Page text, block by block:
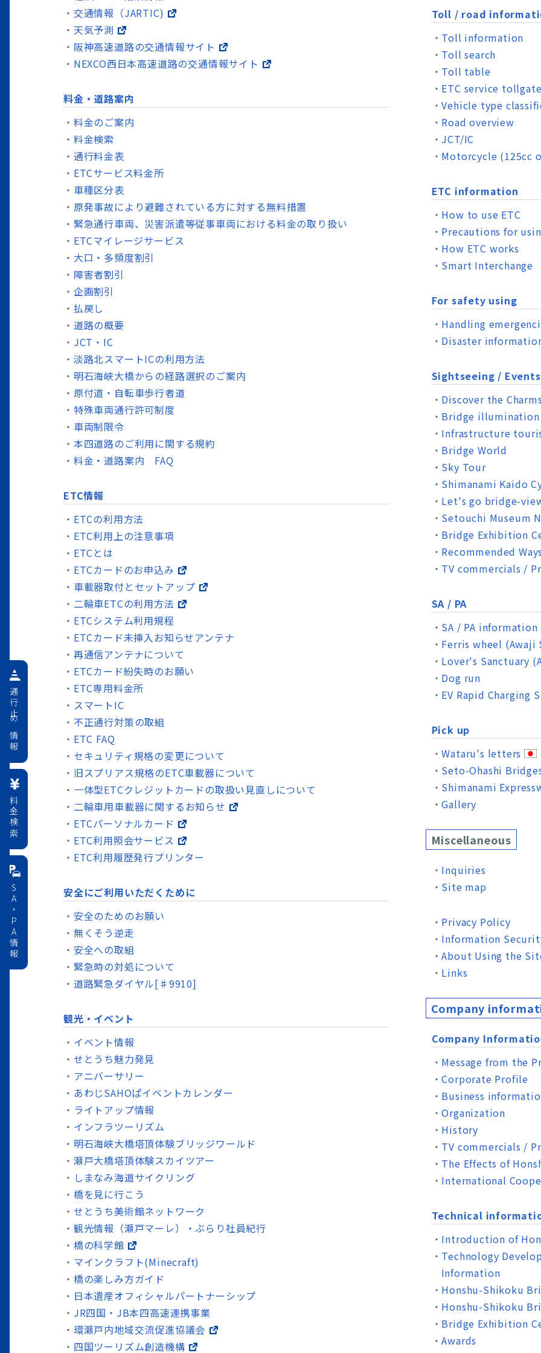
交通情報（JARTIC)
天気予測
阪神高速道路の交通情報サイト
NEXCO西日本高速道路の交通情報サイト
料金・道路案内
料金のご案内
料金検索
通行料金表
ETCサービス料金所
車種区分表
原発事故により避難されている方に対する無料措置
緊急通行車両、災害派遣等従事車両における料金の取り扱い
ETCマイレージサービス
大口・多頻度割引
障害者割引
企画割引
払戻し
道路の概要
JCT・IC
淡路北スマートICの利用方法
明石海峡大橋からの経路選択のご案内
原付道・自転車歩行者道
特殊車両通行許可制度
車両制限令
本四道路のご利用に関する規約
料金・道路案内 FAQ
ETC情報
ETCの利用方法
ETC利用上の注意事項
ETCとは
ETCカードのお申込み
車載器取付とセットアップ
二輪車ETCの利用方法
ETCシステム利用規程
ETCカード未挿入お知らせアンテナ
再通信アンテナについて
ETCカード紛失時のお願い
ETC専用料金所
スマートIC
不正通行対策の取組
ETC FAQ
セキュリティ規格の変更について
旧スプリアス規格のETC車載器について
一体型ETCクレジットカードの取扱い見直しについて
二輪車用車載器に関するお知らせ
ETCパーソナルカード
ETC利用照会サービス
ETC利用履歴発行プリンター
安全にご利用いただくために
安全のためのお願い
無くそう逆走
安全への取組
緊急時の対処について
道路緊急ダイヤル[♯9910]
観光・イベント
イベント情報
せとうち魅力発見
アニバーサリー
あわじSAHOぱイベントカレンダー
ライトアップ情報
インフラツーリズム
明石海峡大橋塔頂体験ブリッジワールド
瀬戸大橋塔頂体験スカイツアー
しまなみ海道サイクリング
橋を見に行こう
せとうち美術館ネットワーク
観光情報（瀬戸マーレ）・ぶらり社員紀行
橋の科学館
マインクラフト(Minecraft)
橋の楽しみ方ガイド
日本遺産オフィシャルパートナーシップ
JR四国・JB本四高速連携事業
環瀬戸内地域交流促進協議会
四国ツーリズム創造機構
Toll / road
Toll information
Toll search
Toll table
ETC service
Vehicle type
Road overview
JCT/IC
Motorcycle (125cc
ETC information
How to use ETC
Precautions for
How ETC works
Smart Interchange
For safety using
Handling
Disaster
Sightseeing / Events
Discover the
Bridge
Infrastructure
Bridge World
Sky Tour
Shimanami Kaido
Let's go bridge-
Setouchi Museum
Bridge Exhibition
Recommended
TV commercials /
SA / PA
SA / PA information
Ferris wheel (Awaji
Lover's Sanctuary
Dog run
EV Rapid Charging
Pick up
Wataru's letters
Seto-Ohashi
Shimanami
Gallery
Miscellaneous
Inquiries
Site map
Privacy Policy
Information
About Using the
Links
Company
Company
Message from the
Corporate Profile
Business
Organization
History
TV commercials /
The Effects of
International
Technical
Introduction of
Technology
Information
Honshu-Shikoku
Honshu-Shikoku
Bridge Exhibition
Awards
通行止め情報
料金検索
SA・PA情報